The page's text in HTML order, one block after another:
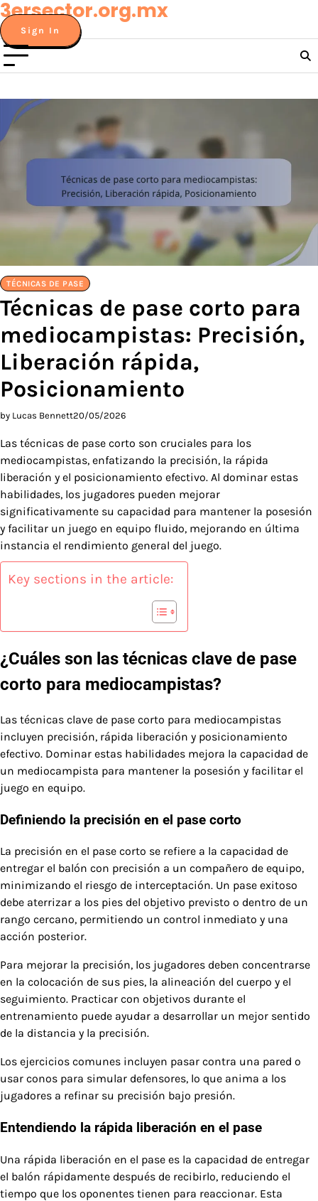
Skip
to
content
3ersector.org.mx
Sign In
TÉCNICAS DE PASE
Técnicas de pase corto para
mediocampistas: Precisión,
Liberación rápida,
Posicionamiento
by Lucas Bennett20/05/2026
Las técnicas de pase corto son cruciales para los
mediocampistas, enfatizando la precisión, la rápida
liberación y el posicionamiento efectivo. Al dominar estas
habilidades, los jugadores pueden mejorar
significativamente su capacidad para mantener la posesión
y facilitar un juego en equipo fluido, mejorando en última
instancia el rendimiento general del juego.
Key sections in the article:
¿Cuáles son las técnicas clave de pase
corto para mediocampistas?
Las técnicas clave de pase corto para mediocampistas
incluyen precisión, rápida liberación y posicionamiento
efectivo. Dominar estas habilidades mejora la capacidad de
un mediocampista para mantener la posesión y facilitar el
juego en equipo.
Definiendo la precisión en el pase corto
La precisión en el pase corto se refiere a la capacidad de
entregar el balón con precisión a un compañero de equipo,
minimizando el riesgo de interceptación. Un pase exitoso
debe aterrizar a los pies del objetivo previsto o dentro de un
rango cercano, permitiendo un control inmediato y una
acción posterior.
Para mejorar la precisión, los jugadores deben concentrarse
en la colocación de sus pies, la alineación del cuerpo y el
seguimiento. Practicar con objetivos durante el
entrenamiento puede ayudar a desarrollar un mejor sentido
de la distancia y la precisión.
Los ejercicios comunes incluyen pasar contra una pared o
usar conos para simular defensores, lo que anima a los
jugadores a refinar su precisión bajo presión.
Entendiendo la rápida liberación en el pase
Una rápida liberación en el pase es la capacidad de entregar
el balón rápidamente después de recibirlo, reduciendo el
tiempo que los oponentes tienen para reaccionar. Esta